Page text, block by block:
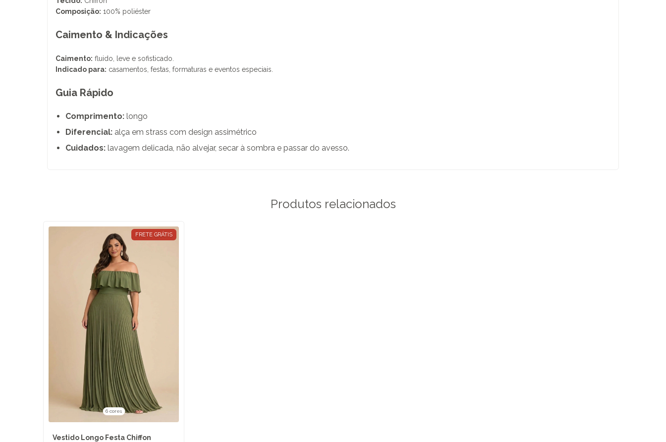
Composição: 100% poliéster
Caimento & Indicações
Caimento: fluido, leve e sofisticado.
Indicado para: casamentos, festas, formaturas e eventos especiais.
Guia Rápido
Comprimento: longo
Diferencial: alça em strass com design assimétrico
Cuidados: lavagem delicada, não alvejar, secar à sombra e passar do avesso.
Produtos relacionados
FRETE GRÁTIS
6 cores
Vestido Longo Festa Chiffon